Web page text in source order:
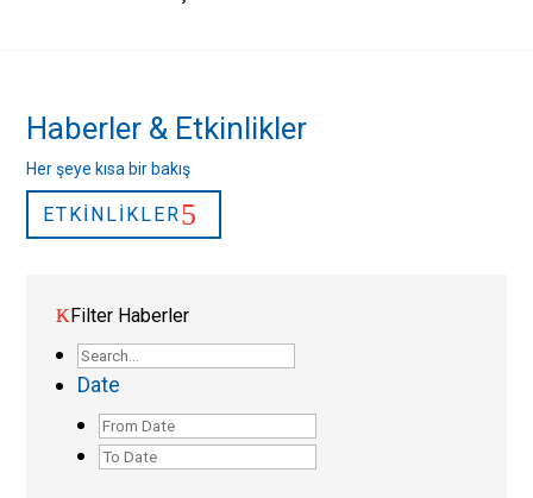
Haberler & Etkinlikler
Her şeye kısa bir bakış
ETKINLIKLER
Filter Haberler
Date
Post
Date
Post